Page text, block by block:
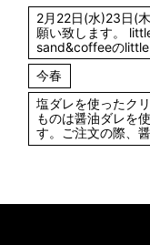
2月22日(水)23日(
願い致します。
sand&coffeeのlittle
今春
塩ダレを使ったク
ものは醤油ダレを
す。ご注文の際、